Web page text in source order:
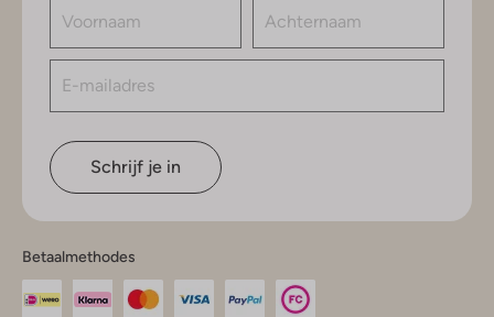
Schrijf je in
Betaalmethodes